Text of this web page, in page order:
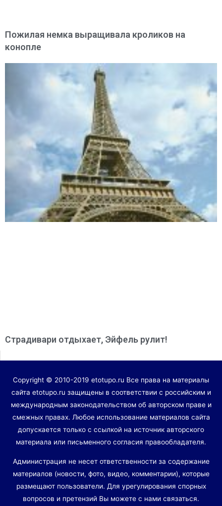
Пожилая немка выращивала кроликов на
конопле
Страдивари отдыхает, Эйфель рулит!
Copyright © 2010-2019 etotupo.ru Все права на материалы
сайта etotupo.ru защищены в соответствии с российским и
международным законодательством об авторском праве и
смежных правах. Любое использование материалов сайта
допускается только с ссылкой на источник авторского
материала или письменного согласия правообладателя.
Администрация не несет ответственности за содержание
материалов (новости, фото, видео, комментарии), которые
размещают пользователи. Для урегулирования спорных
вопросов и претензий Вы можете с нами связаться.